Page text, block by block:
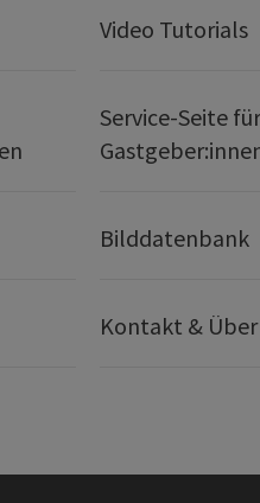
Video Tutorials
Service-Seite für
Bilddatenbank
Kontakt & Über